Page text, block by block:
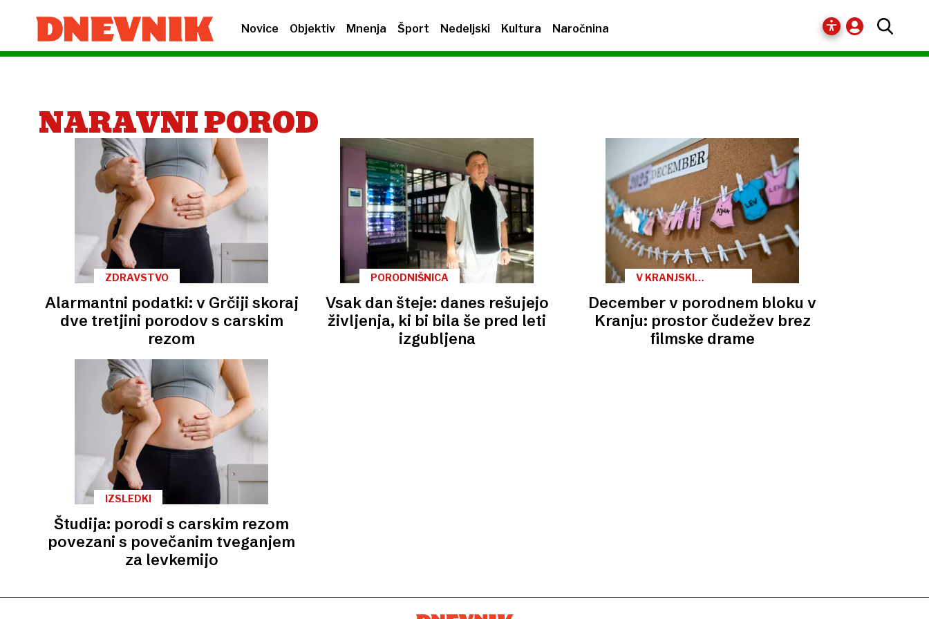
Novice Objektiv Mnenja Šport Nedeljski Kultura Naročnina
NARAVNI POROD
ZDRAVSTVO
Alarmantni podatki: v Grčiji skoraj
dve tretjini porodov s carskim
rezom
PORODNIŠNICA
Vsak dan šteje: danes rešujejo
življenja, ki bi bila še pred leti
izgubljena
V KRANJSKI
December v porodnem bloku v
Kranju: prostor čudežev brez
filmske drame
IZSLEDKI
Študija: porodi s carskim rezom
povezani s povečanim tveganjem
za levkemijo